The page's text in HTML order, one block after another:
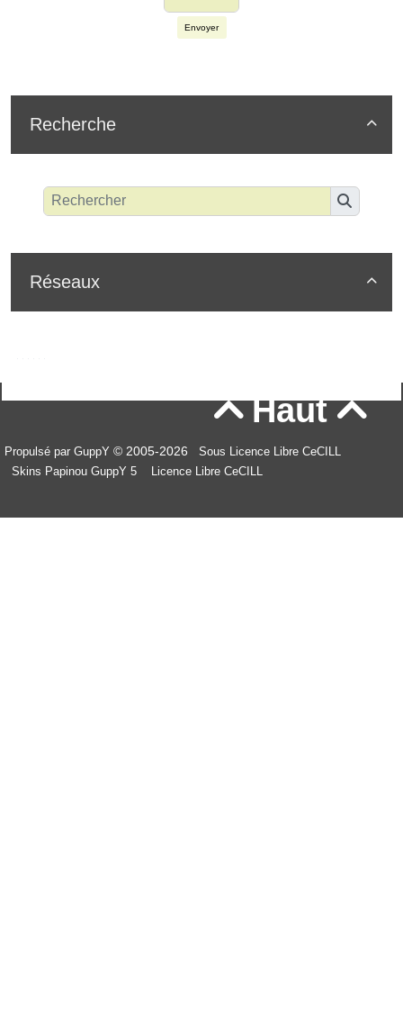
Envoyer

Recherche

Réseaux
Haut
Propulsé par GuppY © 2005-2026
Sous Licence Libre CeCILL
Skins Papinou GuppY 5
Licence Libre CeCILL